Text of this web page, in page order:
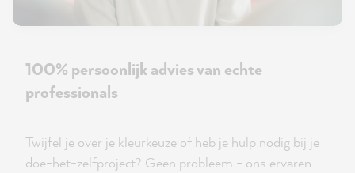
100% persoonlijk advies van echte
professionals
Twijfel je over je kleurkeuze of heb je hulp nodig bij je
doe-het-zelfproject? Geen probleem - ons ervaren